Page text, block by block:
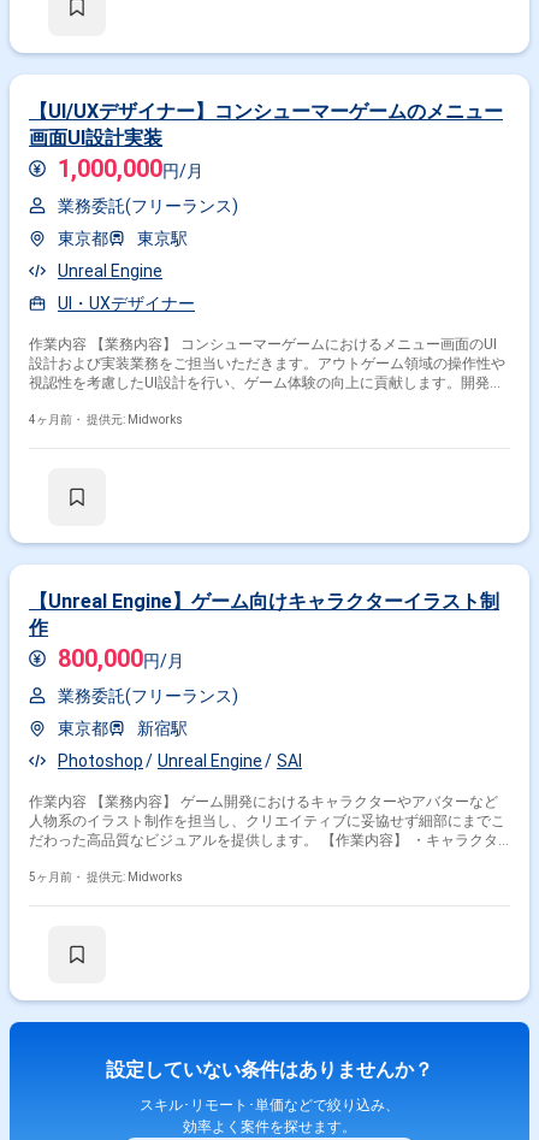
【UI/UXデザイナー】コンシューマーゲームのメニュー
画面UI設計実装
1,000,000円/月
業務委託(フリーランス)
東京都
東京駅
Unreal Engine
UI・UXデザイナー
作業内容 【業務内容】 コンシューマーゲームにおけるメニュー画面のUI
設計および実装業務をご担当いただきます。アウトゲーム領域の操作性や
視認性を考慮したUI設計を行い、ゲーム体験の向上に貢献します。開発環
がら品質の高い画面開発を推進します。長期的な開発に参画し、継続的な
4ヶ月前・ 提供元: Midworks
【Unreal Engine】ゲーム向けキャラクターイラスト制
作
800,000円/月
業務委託(フリーランス)
東京都
新宿駅
Photoshop
Unreal Engine SAI
作業内容 【業務内容】 ゲーム開発におけるキャラクターやアバターなど
人物系のイラスト制作を担当し、クリエイティブに妥協せず細部にまでこ
だわった高品質なビジュアルを提供します。 【作業内容】 ・キャラクタ
正・ブラッシュアップ ・既存デザインとの整合性確認 ・完成イラストの
5ヶ月前・ 提供元: Midworks
設定していない条件はありませんか？
スキル･リモート･単価などで絞り込み、
効率よく案件を探せます。